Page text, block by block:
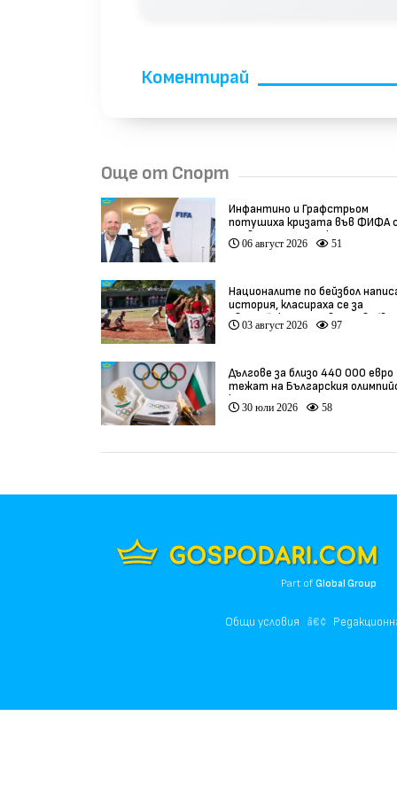
Коментирай
Още от Спорт
Инфантино и Графстрьом
потушиха кризата във ФИФА
провалената сделка
06 август 2026 51
Националите по бейзбол
история, класираха се за
Европейското първенство
03 август 2026 97
Дългове за близо 440 000 евро
тежат на Българския
комитет
30 юли 2026 58
Part ofGlobal Group
Общи условия